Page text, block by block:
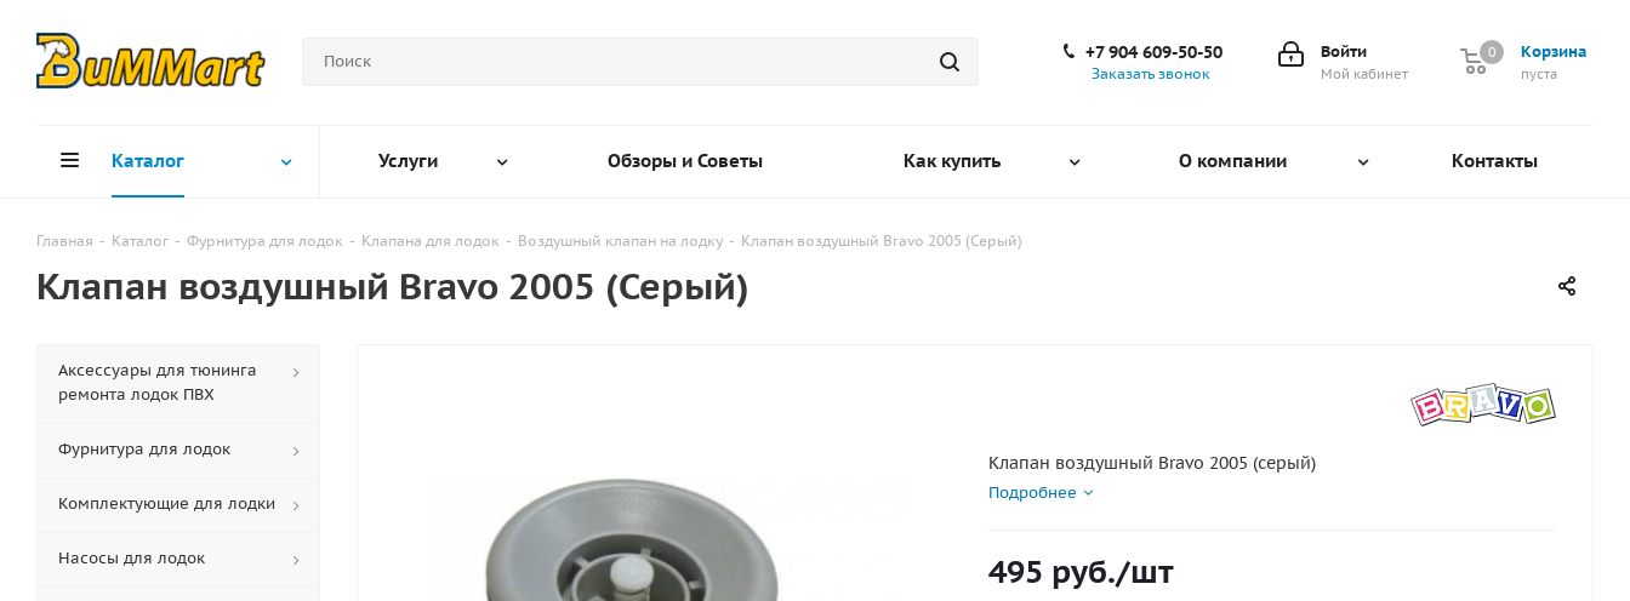
Корзина
0
пуста
0
Войти
Мой кабинет
+7 904 609-50-50
Заказать звонок
Каталог Услуги Обзоры и Советы Как купить О компании Контакты
Главная - Каталог - Фурнитура для лодок - Клапана для лодок - Воздушный клапан на лодку - Клапан воздушный Bravo 2005 (Серый)
Клапан воздушный Bravo 2005 (Серый)
Клапан воздушный Bravo 2005 (серый)
Подробнее
495 руб./шт
Аксессуары для тюнинга
ремонта лодок ПВХ
Фурнитура для лодок
Комплектующие для лодки
Насосы для лодок